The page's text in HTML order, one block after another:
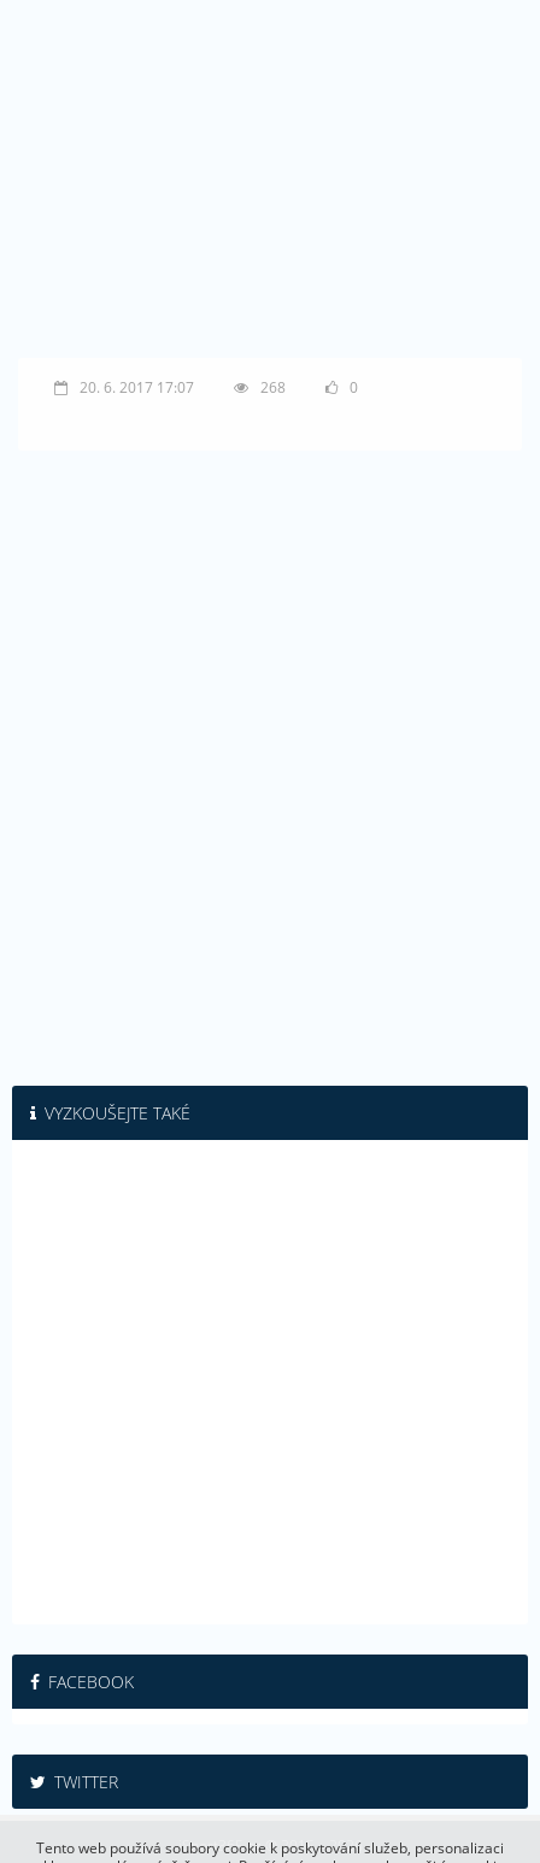
20. 6. 2017 17:07 268 0
VYZKOUŠEJTE TAKÉ
FACEBOOK
TWITTER
iSport365.cz © 2015 – 2026
Tento web používá soubory cookie k poskytování služeb, personalizaci